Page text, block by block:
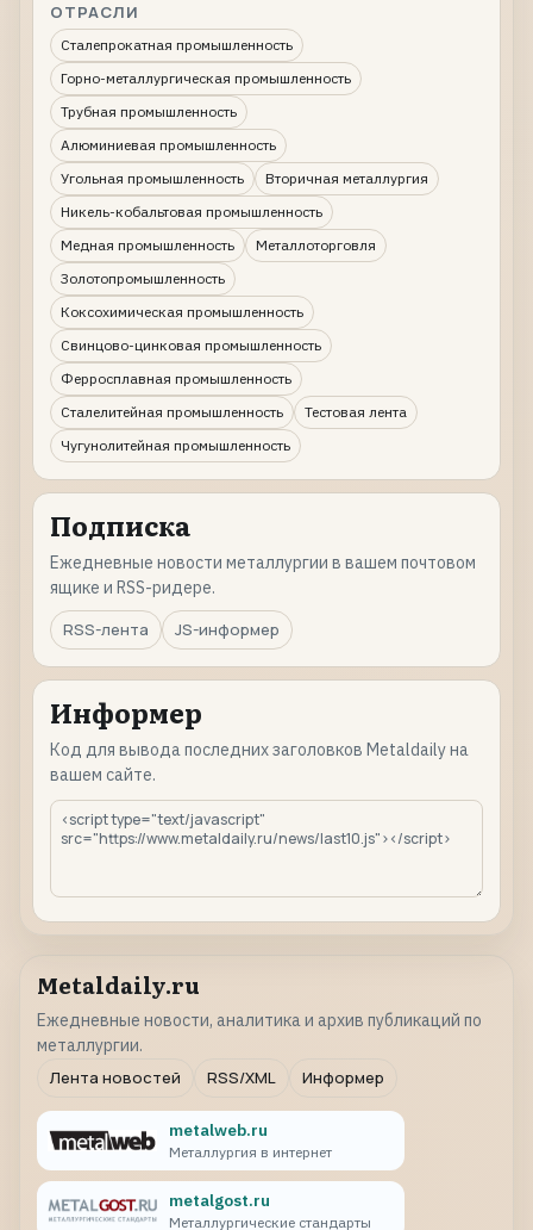
ОТРАСЛИ
Сталепрокатная промышленность
Горно-металлургическая промышленность
Трубная промышленность
Алюминиевая промышленность
Угольная промышленность
Вторичная металлургия
Никель-кобальтовая промышленность
Медная промышленность
Металлоторговля
Золотопромышленность
Коксохимическая промышленность
Свинцово-цинковая промышленность
Ферросплавная промышленность
Сталелитейная промышленность
Тестовая лента
Чугунолитейная промышленность
Подписка
Ежедневные новости металлургии в вашем почтовом
ящике и RSS-ридере.
RSS-лента
JS-информер
Информер
Код для вывода последних заголовков Metaldaily на
вашем сайте.
Metaldaily.ru
Ежедневные новости, аналитика и архив публикаций по
металлургии.
Лента новостей
RSS/XML Информер
metalweb.ru
Металлургия в интернет
metalgost.ru
Металлургические стандарты